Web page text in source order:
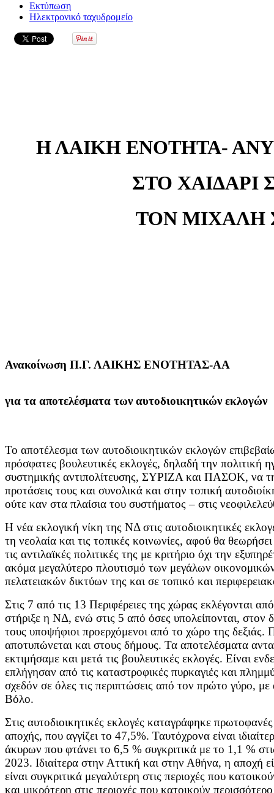
Εκτύπωση
Ηλεκτρονικό ταχυδρομείο
Η ΛΑΙΚΗ ΕΝΟΤΗΤΑ-
ΣΤΟ ΧΑΙΔΑΡΙ
ΤΟΝ ΜΙΧΑΛΗ
Ανακοίνωση Π.Γ. ΛΑΙΚΗΣ ΕΝΟΤΗΤΑΣ-ΑΑ
για τα αποτελέσματα των αυτοδιοικητικών εκλογών
Το αποτέλεσμα των αυτοδιοικητικών εκλογών
πρόσφατες βουλευτικές εκλογές, δηλαδή την πολιτική
συστημικής αντιπολίτευσης, ΣΥΡΙΖΑ και ΠΑΣΟΚ, να
προτάσεις τους και συνολικά και στην τοπική
ούτε καν στα πλαίσια του συστήματος – στις
Η νέα εκλογική νίκη της ΝΔ στις αυτοδιοικητικές
τη νεολαία και τις τοπικές κοινωνίες, αφού θα
τις αντιλαϊκές πολιτικές της με κριτήριο όχι την
ακόμα μεγαλύτερο πλουτισμό των μεγάλων
πελατειακών δικτύων της και σε τοπικό και
Στις 7 από τις 13 Περιφέρειες της χώρας εκλέγονται
στήριξε η ΝΔ, ενώ στις 5 από όσες υπολείπονται, στον
τους υποψήφιοι προερχόμενοι από το χώρο της δεξιάς.
αποτυπώνεται και στους δήμους. Τα αποτελέσματα
εκτιμήσαμε και μετά τις βουλευτικές εκλογές. Είναι
επλήγησαν από τις καταστροφικές πυρκαγιές και
σχεδόν σε όλες τις περιπτώσεις από τον πρώτο γύρο,
Βόλο.
Στις αυτοδιοικητικές εκλογές καταγράφηκε
αποχής, που αγγίζει το 47,5%. Ταυτόχρονα είναι
άκυρων που φτάνει το 6,5 % συγκριτικά με το 1,1 %
2023. Ιδιαίτερα στην Αττική και στην Αθήνα, η αποχή
είναι συγκριτικά μεγαλύτερη στις περιοχές που
και μικρότερη στις περιοχές που κατοικούν